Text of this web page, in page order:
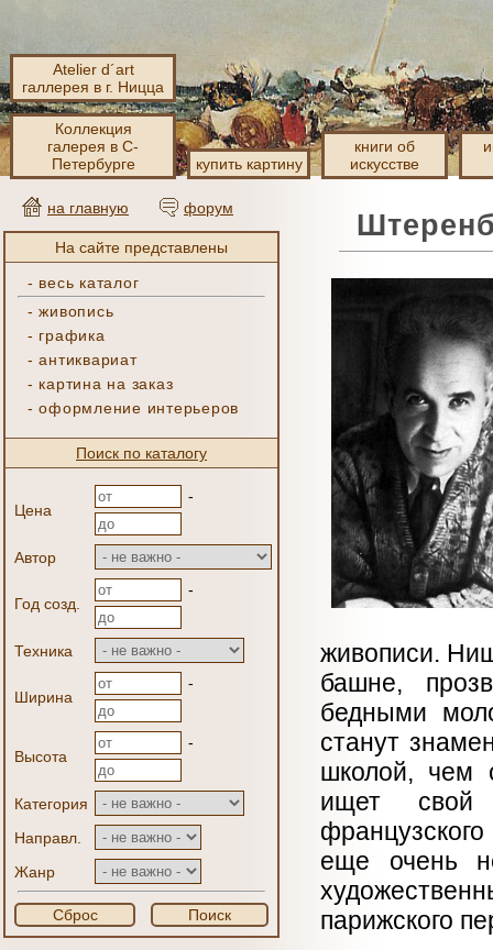
Atelier d´art
галлерея в г. Ницца
Коллекция
галерея в С-
Петербурге
купить картину
книги об
искусстве
на главную форум
На сайте представлены
- весь каталог
-живопись
- графика
-антиквариат
- картина на заказ
-оформление интерьеров
Поиск по каталогу
Цена
-
Автор
Год созд.
-
Техника
Ширина
-
Высота
-
Категория
Направл.
Жанр
Сброс Поиск
живописи.
башне,
бедными
станут
школой, чем
ищет свой
еще очень
парижского